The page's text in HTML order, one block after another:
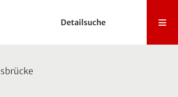
Detailsuche